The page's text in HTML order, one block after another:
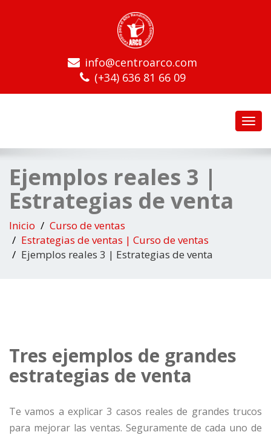
info@centroarco.com
(+34) 636 81 66 09
Ejemplos reales 3 |
Estrategias de venta
Inicio
Curso de ventas
Estrategias de ventas | Curso de ventas
Ejemplos reales 3 | Estrategias de venta
Tres ejemplos de grandes
estrategias de venta
Te vamos a explicar 3 casos reales de grandes trucos
para mejorar las ventas. Seguramente de cada uno de